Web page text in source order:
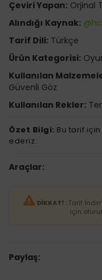
Çeviri Yapan: Orjinal
Alındığı Kaynak:
Tarif Dili: Türkçe
Ürün Kategorisi:
Kullanılan
Güvenli Göz
Kullanılan Rekler:
Özet Bilgi: Bu tarif
ederiz.
Araçlar:
DİKKAT! :Tarif
için
Paylaş: